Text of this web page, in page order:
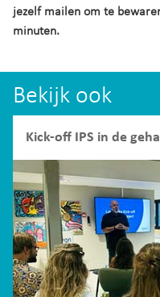
jezelf mailen om te
minuten.
Bekijk ook
Kick-off IPS in de